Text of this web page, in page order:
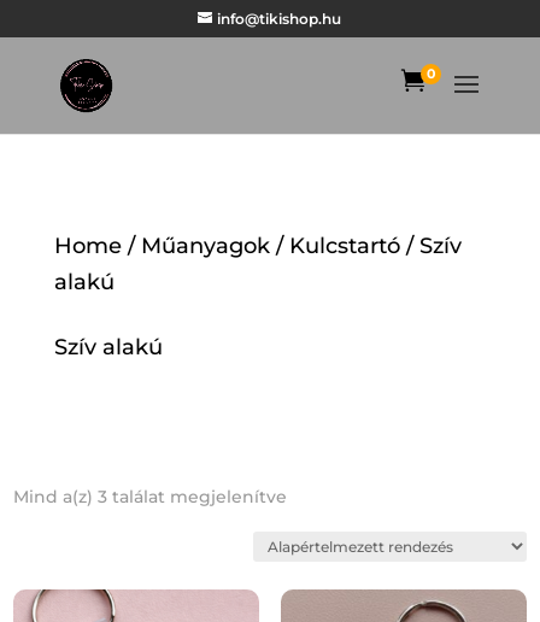
info@tikishop.hu
0
Home/ Műanyagok/ Kulcstartó/ Szív
alakú
Szív alakú
Mind a(z) 3 találat megjelenítve